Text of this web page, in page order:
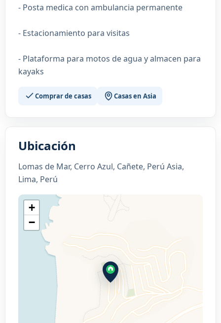
- Posta medica con ambulancia permanente
- Estacionamiento para visitas
- Plataforma para motos de agua y almacen para
kayaks
Comprar de casas Casas en Asia
Ubicación
Lomas de Mar, Cerro Azul, Cañete, Perú Asia,
Lima, Perú
+
−